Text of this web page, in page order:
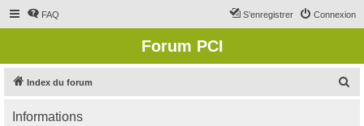
FAQ Connexion
S’enregistrer
Forum PCI
Index du forum
Informations